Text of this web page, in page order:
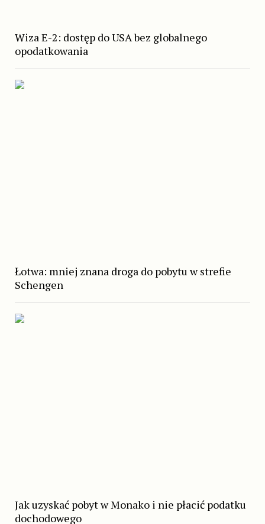
Wiza E-2: dostęp do USA bez globalnego
opodatkowania
Łotwa: mniej znana droga do pobytu w strefie
Schengen
Jak uzyskać pobyt w Monako i nie płacić podatku
dochodowego